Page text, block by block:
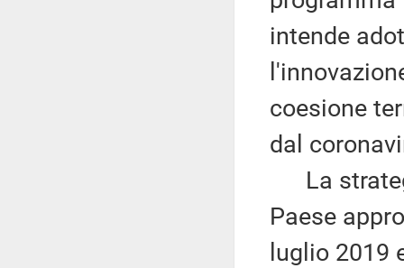
intende
coesione
dal
La
Paese
luglio 2019